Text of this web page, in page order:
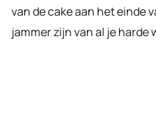
van de cake aan het einde
jammer zijn van al je harde